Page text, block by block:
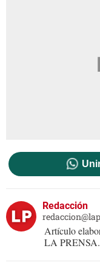
Redacción
Artículo
LA PRENSA.